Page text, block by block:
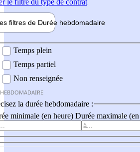
filtres de Durée hebdomadaire
Temps plein
Temps partiel
Non renseignée
la durée hebdomadaire :
minimale (en heure) Durée maximale